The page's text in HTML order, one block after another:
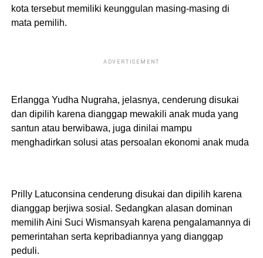
kota tersebut memiliki keunggulan masing-masing di
mata pemilih.
ADVERTISEMENT
Erlangga Yudha Nugraha, jelasnya, cenderung disukai
dan dipilih karena dianggap mewakili anak muda yang
santun atau berwibawa, juga dinilai mampu
menghadirkan solusi atas persoalan ekonomi anak muda
Prilly Latuconsina cenderung disukai dan dipilih karena
dianggap berjiwa sosial. Sedangkan alasan dominan
memilih Aini Suci Wismansyah karena pengalamannya di
pemerintahan serta kepribadiannya yang dianggap
peduli.